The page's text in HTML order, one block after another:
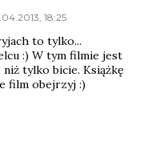
18:25
to tylko...
:) W tym filmie jest
niż tylko bicie. Książkę
film obejrzyj :)